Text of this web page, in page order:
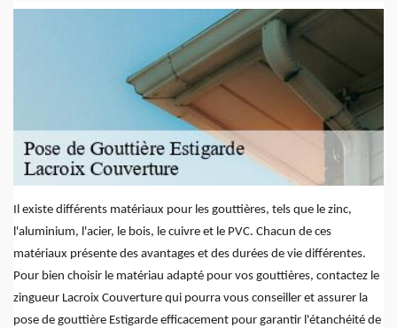
Il existe différents matériaux pour les gouttières, tels que le zinc,
l'aluminium, l'acier, le bois, le cuivre et le PVC. Chacun de ces
matériaux présente des avantages et des durées de vie différentes.
Pour bien choisir le matériau adapté pour vos gouttières, contactez le
zingueur Lacroix Couverture qui pourra vous conseiller et assurer la
pose de gouttière Estigarde efficacement pour garantir l'étanchéité de